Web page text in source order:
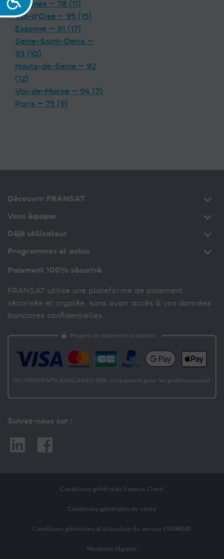
Yvelines — 78 (11)
Val-d'Oise — 95 (15)
Essonne — 91 (17)
Seine-Saint-Denis —
93 (10)
Hauts-de-Seine — 92
(12)
Val-de-Marne — 94 (7)
Paris — 75 (9)
Découvrir FRANSAT
Vous équiper
Déjà utilisateur
Programmes et actus
Paiement 100% sécurisé
FRANSAT utilise une plateforme de paiement
sécurisée et cryptée, sans avoir accès à vos données
bancaires confidentielles.
Suivez-nous sur :
LinkedinFacebook
Conditions générales Espace Client
Conditions générales de vente
Conditions générales d’utilisation du service FRANSAT
Mentions légales